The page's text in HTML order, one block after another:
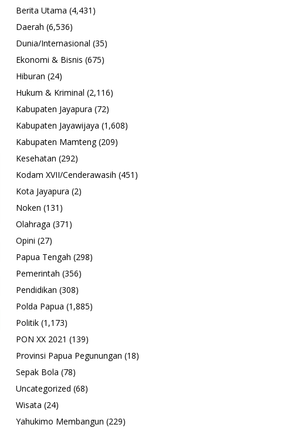
Berita Utama (4,431)
Daerah (6,536)
Dunia/Internasional (35)
Ekonomi & Bisnis (675)
Hiburan (24)
Hukum & Kriminal (2,116)
Kabupaten Jayapura (72)
Kabupaten Jayawijaya (1,608)
Kabupaten Mamteng(209)
Kesehatan (292)
Kodam XVII/Cenderawasih (451)
Kota Jayapura (2)
Noken (131)
Olahraga (371)
Opini (27)
Papua Tengah (298)
Pemerintah (356)
Pendidikan (308)
Polda Papua (1,885)
Politik (1,173)
PON XX 2021 (139)
Provinsi Papua Pegunungan (18)
Sepak Bola (78)
Uncategorized (68)
Wisata (24)
Yahukimo Membangun (229)